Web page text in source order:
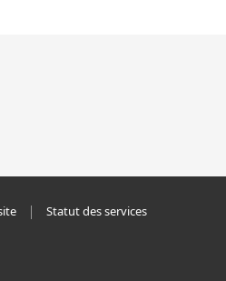
Statut des services